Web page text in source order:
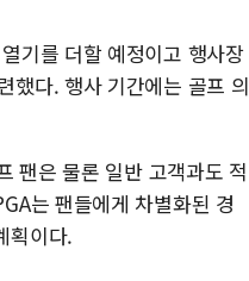
기를 더할 예정이고 행사장
했다. 행사 기간에는 골프 의
팬은 물론 일반 고객과도 적
는 팬들에게 차별화된 경
획이다.